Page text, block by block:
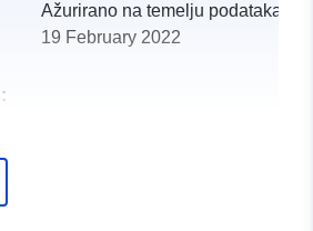
Ažurirano na temelju
19 February 2022